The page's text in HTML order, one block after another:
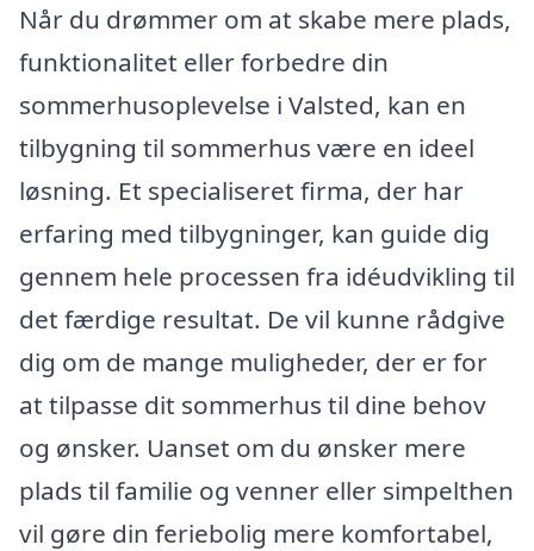
Når du drømmer om at skabe mere plads,
funktionalitet eller forbedre din
sommerhusoplevelse i Valsted, kan en
tilbygning til sommerhus være en ideel
løsning. Et specialiseret firma, der har
erfaring med tilbygninger, kan guide dig
gennem hele processen fra idéudvikling til
det færdige resultat. De vil kunne rådgive
dig om de mange muligheder, der er for
at tilpasse dit sommerhus til dine behov
og ønsker. Uanset om du ønsker mere
plads til familie og venner eller simpelthen
vil gøre din feriebolig mere komfortabel,